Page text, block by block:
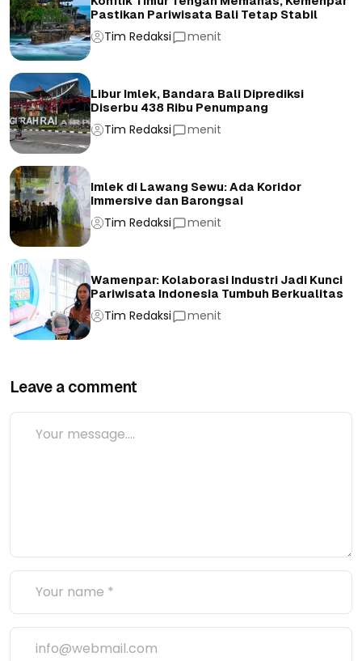
Pastikan Pariwisata Bali Tetap Stabil
Tim Redaksi menit
Libur Imlek, Bandara Bali Diprediksi
Diserbu 438 Ribu Penumpang
Tim Redaksi menit
Imlek di Lawang Sewu: Ada Koridor
Immersive dan Barongsai
Tim Redaksi menit
Wamenpar: Kolaborasi Industri Jadi Kunci
Pariwisata Indonesia Tumbuh Berkualitas
Tim Redaksi menit
Leave a comment